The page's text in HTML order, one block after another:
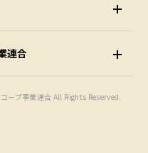
連合
ープ事業連合 All Rights Reserved.